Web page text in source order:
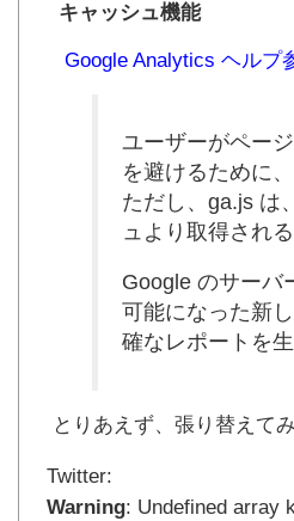
キャッシュ機能
Google Analytics ヘルプ
ユーザーがペー
を避けるために
ただし、ga.js は
ュより取得され
Google のサーバ
可能になった新
確なレポートを生
とりあえず、張り替えてみ
Twitter:
Warning: Undefined array